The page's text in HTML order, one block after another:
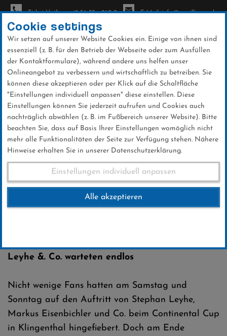
Direkt
zum
Inhalt
Ticket-Hotline: +49 56 32 - 960-0 E-Mail: info@sc-willingen.de
News
Club-News 13.01.2025
14 .Januar 2025
Leyhe &. Co. warteten endlos
Nicht wenige Fans hatten am Samstag und
Sonntag auf den Auftritt von Stephan Leyhe,
Markus Eisenbichler und Co. beim Continental Cup
in Klingenthal hingefiebert. Doch am Ende
Cookie settings
Wir setzen auf unserer Website Cookies ein. Einige von ihnen sind
essenziell (z. B. für den Betrieb der Webseite oder zum Ausfüllen
der Kontaktformulare), während andere uns helfen unser
Onlineangebot zu verbessern und wirtschaftlich zu betreiben. Sie
können diese akzeptieren oder per Klick auf die Schaltfläche
"Einstellungen individuell anpassen" diese einstellen. Diese
Einstellungen können Sie jederzeit aufrufen und Cookies auch
nachträglich abwählen (z. B. im Fußbereich unserer Website). Bitte
beachten Sie, dass auf Basis Ihrer Einstellungen womöglich nicht
mehr alle Funktionalitäten der Seite zur Verfügung stehen. Nähere
Hinweise erhalten Sie in unserer Datenschutzerklärung.
Einstellungen individuell anpassen
Alle akzeptieren